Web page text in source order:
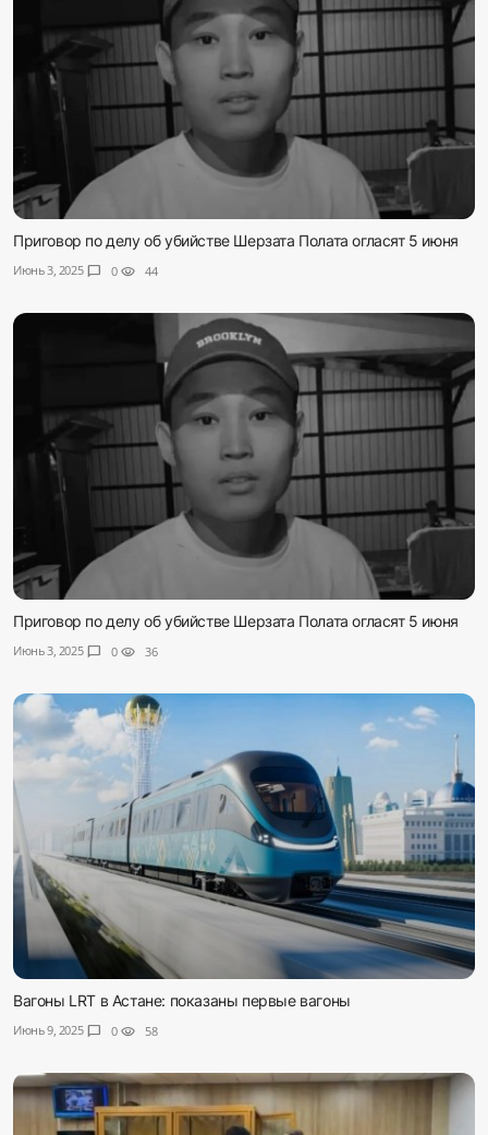
Приговор по делу об убийстве Шерзата Полата огласят 5 июня
Июнь 3, 2025 chat_bubble 0 visibility 44
Приговор по делу об убийстве Шерзата Полата огласят 5 июня
Июнь 3, 2025 chat_bubble 0 visibility 36
Вагоны LRT в Астане: показаны первые вагоны
Июнь 9, 2025 chat_bubble 0 visibility 58